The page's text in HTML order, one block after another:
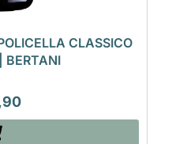
CLASSICO